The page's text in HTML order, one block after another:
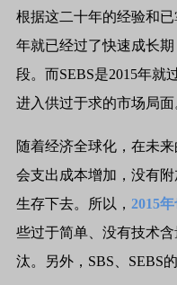
根据这二十年的经验和
年就已经过了快速成长
段。而SEBS是2015年就
进入供过于求的市场局面
随着经济全球化，在未
会支出成本增加，没有
生存下去。所以， 2015
些过于简单、没有技术
汰。另外，SBS、SEBS